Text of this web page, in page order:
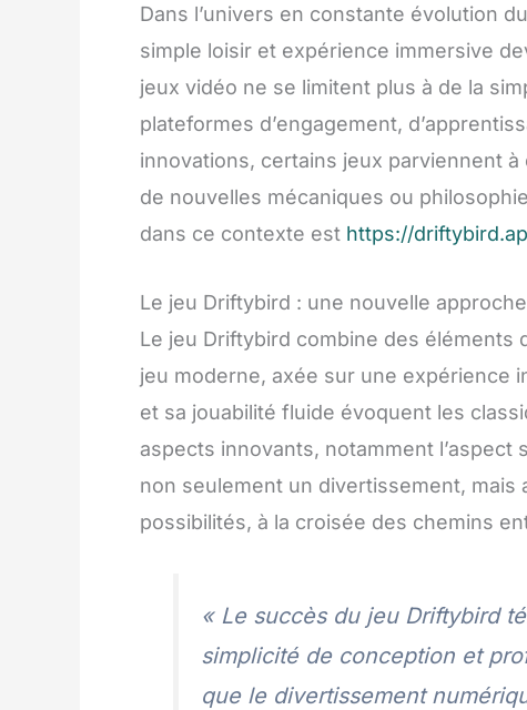
Dans l’univers en constante évolution
simple loisir et expérience immersive
jeux vidéo ne se limitent plus à de la
plateformes d’engagement,
innovations, certains jeux parviennent
de nouvelles mécaniques ou
dans ce contexte est https://
Le jeu Driftybird : une nouvelle
Le jeu Driftybird combine des éléments
jeu moderne, axée sur une expérience
et sa jouabilité fluide évoquent les
aspects innovants, notamment
non seulement un divertissement,
possibilités, à la croisée des chemins
« Le succès du jeu Driftybird
simplicité de conception et
que le divertissement